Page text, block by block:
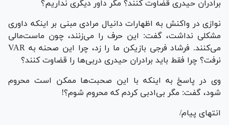
برادران حیدری قضاوت کنند؟ مگر داور دیگری نداریم؟
نوازی در واکنش به اظهارات دانیال مرادی مبنی بر اینکه داوری
مشکلی نداشت، گفت: این حرف را می‌زنند، چون ماست‌مالی
می‌کنند. فرشاد فرجی بازیکن ما را زد، چرا این صحنه به VAR
نرفت؟ چرا فقط باید برادران حیدری دربی‌ها را قضاوت کنند؟
وی در پاسخ به اینکه با این صحبت‌ها ممکن است محروم
شود، گفت: مگر بی‌ادبی کردم که محروم شوم؟!
انتهای پیام/